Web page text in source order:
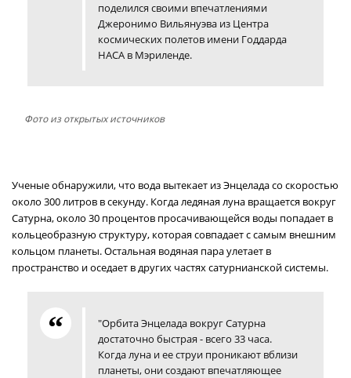
поделился своими впечатлениями
Джеронимо Вильянуэва из Центра
космических полетов имени Годдарда
НАСА в Мэриленде.
Фото из открытых источников
Ученые обнаружили, что вода вытекает из Энцелада со скоростью
около 300 литров в секунду. Когда ледяная луна вращается вокруг
Сатурна, около 30 процентов просачивающейся воды попадает в
кольцеобразную структуру, которая совпадает с самым внешним
кольцом планеты. Остальная водяная пара улетает в
пространство и оседает в других частях сатурнианской системы.
"Орбита Энцелада вокруг Сатурна
достаточно быстрая - всего 33 часа.
Когда луна и ее струи проникают вблизи
планеты, они создают впечатляющее